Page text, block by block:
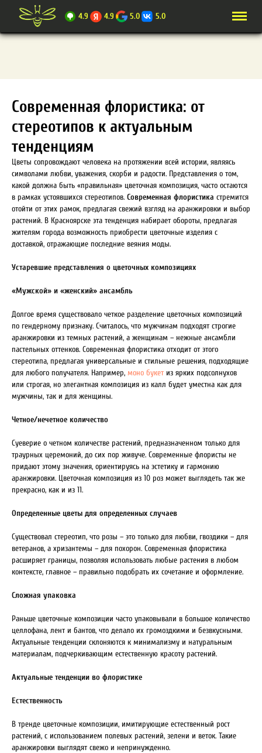
4.9 4.9 5.0 5.0
Современная флористика: от
стереотипов к актуальным
тенденциям
Цветы сопровождают человека на протяжении всей истории, являясь
символами любви, уважения, скорби и радости. Представления о том,
какой должна быть «правильная» цветочная композиция, часто остаются
в рамках устоявшихся стереотипов. Современная флористика стремится
отойти от этих рамок, предлагая свежий взгляд на аранжировки и выбор
растений. В Красноярске эта тенденция набирает обороты, предлагая
жителям города возможность приобрести цветочные изделия с
доставкой, отражающие последние веяния моды.
Устаревшие представления о цветочных композициях
«Мужской» и «женский» ансамбль
Долгое время существовало четкое разделение цветочных композиций
по гендерному признаку. Считалось, что мужчинам подходят строгие
аранжировки из темных растений, а женщинам – нежные ансамбли
пастельных оттенков. Современная флористика отходит от этого
стереотипа, предлагая универсальные и стильные решения, подходящие
для любого получателя. Например, моно букет из ярких подсолнухов
или строгая, но элегантная композиция из калл будет уместна как для
мужчины, так и для женщины.
Четное/нечетное количество
Суеверие о четном количестве растений, предназначенном только для
траурных церемоний, до сих пор живуче. Современные флористы не
придают этому значения, ориентируясь на эстетику и гармонию
аранжировки. Цветочная композиция из 10 роз может выглядеть так же
прекрасно, как и из 11.
Определенные цветы для определенных случаев
Существовал стереотип, что розы – это только для любви, гвоздики – для
ветеранов, а хризантемы – для похорон. Современная флористика
расширяет границы, позволяя использовать любые растения в любом
контексте, главное – правильно подобрать их сочетание и оформление.
Сложная упаковка
Раньше цветочные композиции часто упаковывали в большое количество
целлофана, лент и бантов, что делало их громоздкими и безвкусными.
Актуальные тенденции склоняются к минимализму и натуральным
материалам, подчеркивающим естественную красоту растений.
Актуальные тенденции во флористике
Естественность
В тренде цветочные композиции, имитирующие естественный рост
растений, с использованием полевых растений, зелени и веток. Такие
аранжировки выглядят свежо и непринужденно.